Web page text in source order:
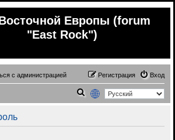
Европы (forum
"East Rock")
с администрацией Вход
Регистрация